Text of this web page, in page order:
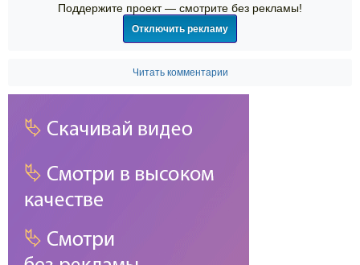
Поддержите проект — смотрите без рекламы!
Отключить рекламу
Читать комментарии